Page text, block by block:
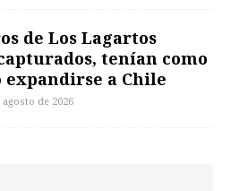
de Los Lagartos
tenían como
expandirse a Chile
de 2026